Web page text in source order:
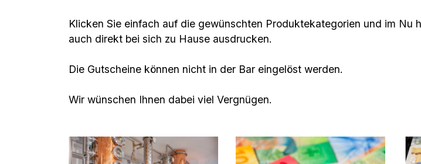
Klicken Sie einfach auf die gewünschten Produktekategorien und im Nu
auch direkt bei sich zu Hause ausdrucken.
Die Gutscheine können nicht in der Bar eingelöst werden.
Wir wünschen Ihnen dabei viel Vergnügen.